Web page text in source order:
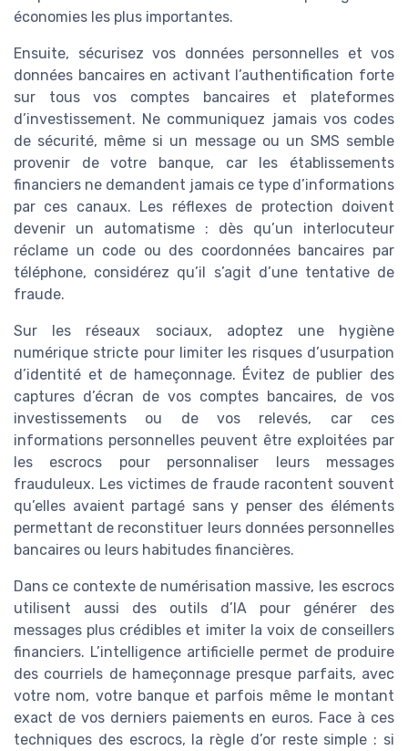
économies les plus importantes.
Ensuite, sécurisez vos données personnelles et vos
données bancaires en activant l’authentification forte
sur tous vos comptes bancaires et plateformes
d’investissement. Ne communiquez jamais vos codes
de sécurité, même si un message ou un SMS semble
provenir de votre banque, car les établissements
financiers ne demandent jamais ce type d’informations
par ces canaux. Les réflexes de protection doivent
devenir un automatisme : dès qu’un interlocuteur
réclame un code ou des coordonnées bancaires par
téléphone, considérez qu’il s’agit d’une tentative de
fraude.
Sur les réseaux sociaux, adoptez une hygiène
numérique stricte pour limiter les risques d’usurpation
d’identité et de hameçonnage. Évitez de publier des
captures d’écran de vos comptes bancaires, de vos
investissements ou de vos relevés, car ces
informations personnelles peuvent être exploitées par
les escrocs pour personnaliser leurs messages
frauduleux. Les victimes de fraude racontent souvent
qu’elles avaient partagé sans y penser des éléments
permettant de reconstituer leurs données personnelles
bancaires ou leurs habitudes financières.
Dans ce contexte de numérisation massive, les escrocs
utilisent aussi des outils d’IA pour générer des
messages plus crédibles et imiter la voix de conseillers
financiers. L’intelligence artificielle permet de produire
des courriels de hameçonnage presque parfaits, avec
votre nom, votre banque et parfois même le montant
exact de vos derniers paiements en euros. Face à ces
techniques des escrocs, la règle d’or reste simple : si